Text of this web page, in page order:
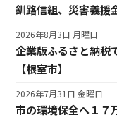
釧路信組、災害義援
企業版ふるさと納
【根室市】
2026年8月3日 月曜日
市の環境保全へ１
2026年7月31日 金曜日